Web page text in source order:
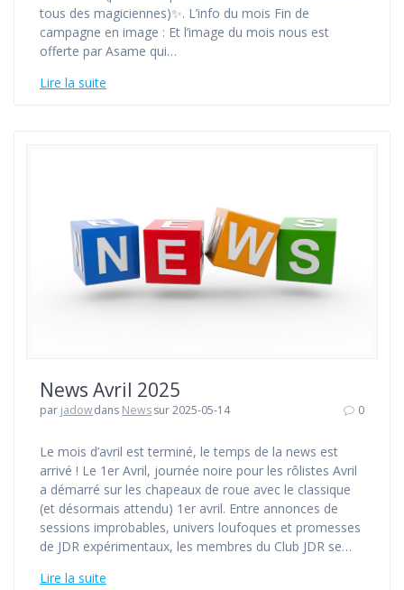
tous des magiciennes)✨. L’info du mois Fin de
campagne en image : Et l’image du mois nous est
offerte par Asame qui…
Lire la suite
News Avril 2025
par jadowdans Newssur 2025-05-14 0
Le mois d’avril est terminé, le temps de la news est
arrivé ! Le 1er Avril, journée noire pour les rôlistes Avril
a démarré sur les chapeaux de roue avec le classique
(et désormais attendu) 1er avril. Entre annonces de
sessions improbables, univers loufoques et promesses
de JDR expérimentaux, les membres du Club JDR se…
Lire la suite